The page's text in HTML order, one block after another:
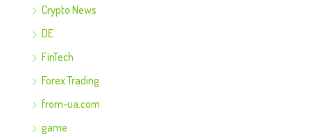
Crypto News
DE
FinTech
Forex Trading
from-ua.com
game